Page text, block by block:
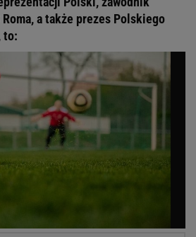
a także prezes Polskiego
to: